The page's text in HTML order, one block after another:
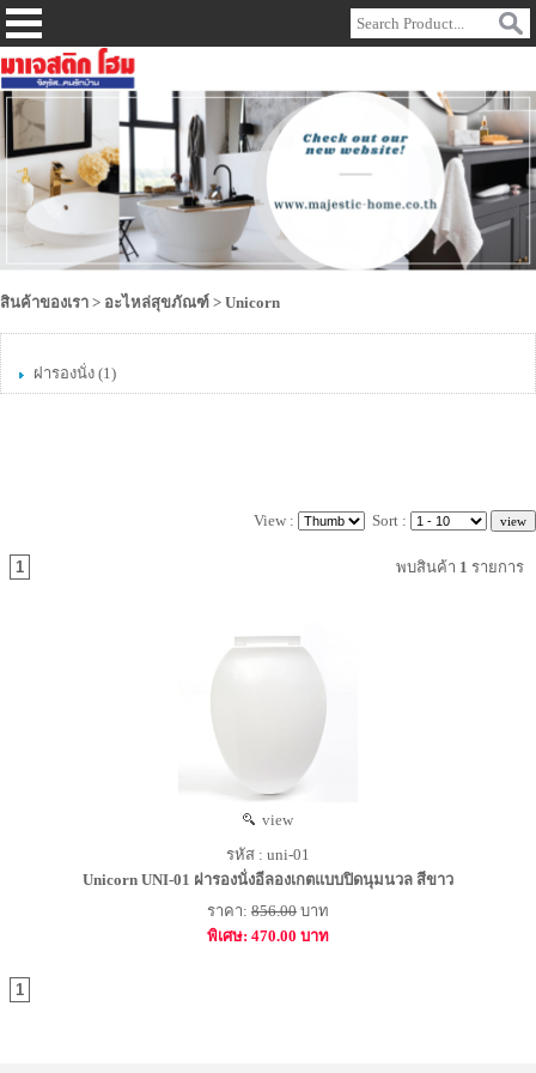
สินค้าของเรา > อะไหล่สุขภัณฑ์ > Unicorn
ฝารองนั่ง (1)
View : Sort :
1 พบสินค้า 1 รายการ
view
รหัส : uni-01
Unicorn UNI-01 ฝารองนั่งอีลองเกตแบบปิดนุมนวล สีขาว
ราคา: 856.00 บาท
พิเศษ: 470.00 บาท
1